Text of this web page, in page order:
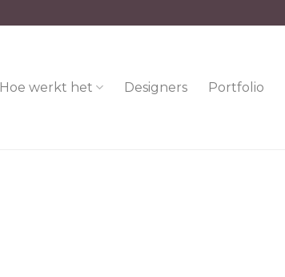
Hoe werkt het Designers Portfolio